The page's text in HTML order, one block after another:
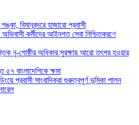
বিমানবন্দরে হাজারো প্রবাসী
কর্মীদের আইনগত সেবা নিশ্চিতকরণে
নৃ-গোষ্ঠীর অধিকার সুরক্ষায় আরো তৎপর হওয়ার
বাংলাদেশিকে ক্ষমা
প্রবাসী সাংবাদিকরা গুরুত্বপূর্ণ ভূমিকা পালন